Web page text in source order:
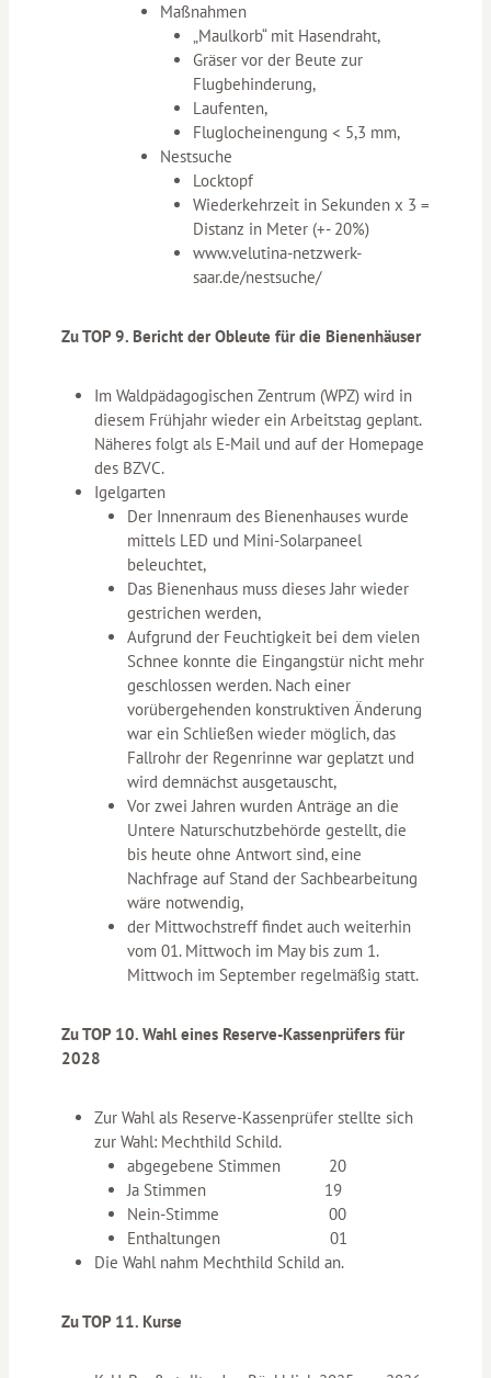
Maßnahmen
„Maulkorb“ mit Hasendraht,
Gräser vor der Beute zur
Flugbehinderung,
Laufenten,
Fluglocheinengung < 5,3 mm,
Nestsuche
Locktopf
Wiederkehrzeit in Sekunden x 3 =
Distanz in Meter (+- 20%)
www.velutina-netzwerk-
saar.de/nestsuche/
Zu TOP 9. Bericht der Obleute für die Bienenhäuser
Im Waldpädagogischen Zentrum (WPZ) wird in
diesem Frühjahr wieder ein Arbeitstag geplant.
Näheres folgt als E-Mail und auf der Homepage
des BZVC.
Igelgarten
Der Innenraum des Bienenhauses wurde
mittels LED und Mini-Solarpaneel
beleuchtet,
Das Bienenhaus muss dieses Jahr wieder
gestrichen werden,
Aufgrund der Feuchtigkeit bei dem vielen
Schnee konnte die Eingangstür nicht mehr
geschlossen werden. Nach einer
vorübergehenden konstruktiven Änderung
war ein Schließen wieder möglich, das
Fallrohr der Regenrinne war geplatzt und
wird demnächst ausgetauscht,
Vor zwei Jahren wurden Anträge an die
Untere Naturschutzbehörde gestellt, die
bis heute ohne Antwort sind, eine
Nachfrage auf Stand der Sachbearbeitung
wäre notwendig,
der Mittwochstreff findet auch weiterhin
vom 01. Mittwoch im May bis zum 1.
Mittwoch im September regelmäßig statt.
Zu TOP 10. Wahl eines Reserve-Kassenprüfers für
2028
Zur Wahl als Reserve-Kassenprüfer stellte sich
zur Wahl: Mechthild Schild.
abgegebene Stimmen 20
Ja Stimmen 19
Nein-Stimme 00
Enthaltungen 01
Die Wahl nahm Mechthild Schild an.
Zu TOP 11. Kurse